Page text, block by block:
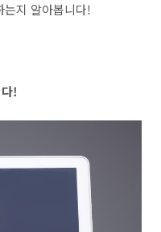
는지 알아봅니다!
!